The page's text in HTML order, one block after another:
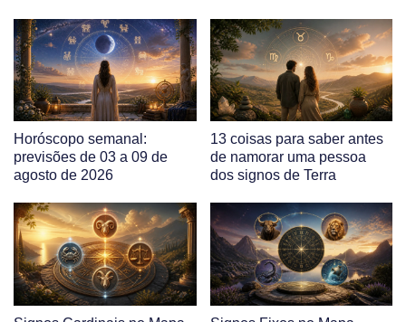
Horóscopo semanal:
previsões de 03 a 09 de
agosto de 2026
13 coisas para saber antes
de namorar uma pessoa
dos signos de Terra